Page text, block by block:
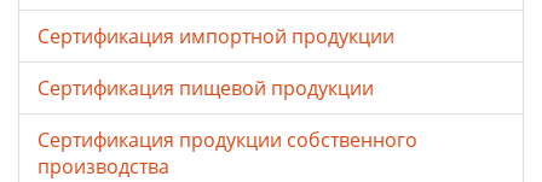
Сертификация импортной продукции
Сертификация пищевой продукции
Сертификация продукции собственного
производства